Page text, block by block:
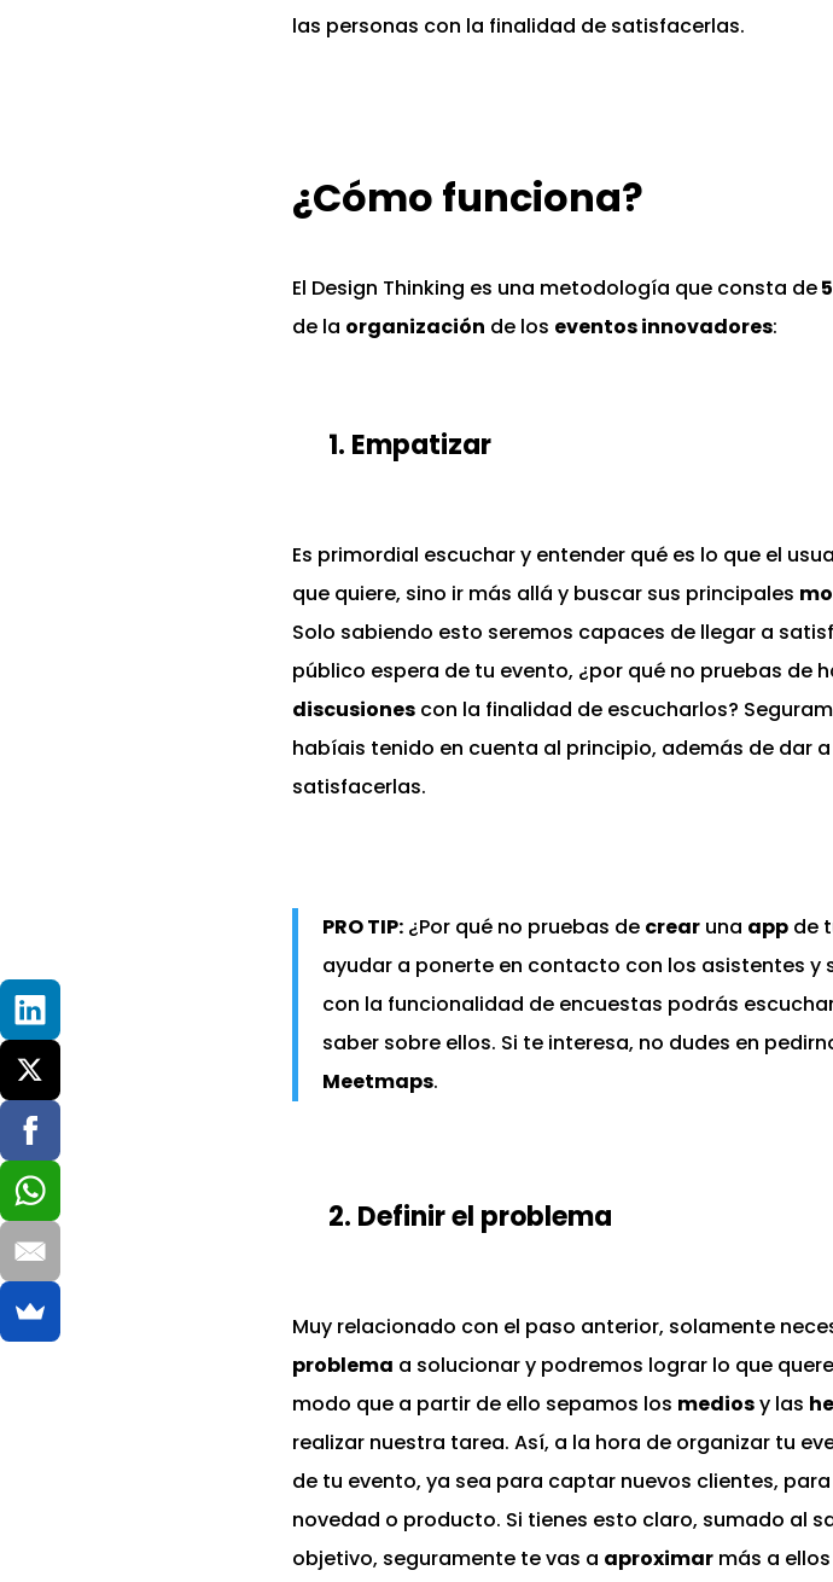
las personas con la finalidad de satisfacerlas.
¿Cómo funciona?
El Design Thinking es una metodología que consta de
de la organización de los eventos innovadores:
1. Empatizar
Es primordial escuchar y entender qué es lo que el
que quiere, sino ir más allá y buscar sus principales
Solo sabiendo esto seremos capaces de llegar a
público espera de tu evento, ¿por qué no pruebas de
discusiones con la finalidad de escucharlos?
habíais tenido en cuenta al principio, además de dar
satisfacerlas.
PRO TIP: ¿Por qué no pruebas de crear una app de
ayudar a ponerte en contacto con los asistentes y
con la funcionalidad de encuestas podrás
saber sobre ellos. Si te interesa, no dudes en
Meetmaps.
2. Definir el problema
Muy relacionado con el paso anterior, solamente
problema a solucionar y podremos lograr lo que
modo que a partir de ello sepamos los mediosy las
realizar nuestra tarea. Así, a la hora de organizar tu
de tu evento, ya sea para captar nuevos clientes,
novedad o producto. Si tienes esto claro, sumado al
objetivo, seguramente te vas a aproximar más a